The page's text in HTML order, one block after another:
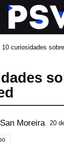
10 curiosidades
San Moreira 20